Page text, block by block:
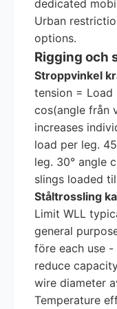
dedicated
Urban
options.
Rigging och
Stroppvinkel
tension =
cos(angle från
increases
load per leg.
leg. 30° angle
slings loaded
Ståltrossling
Limit WLL
general
före each use
reduce
wire diameter
Temperature